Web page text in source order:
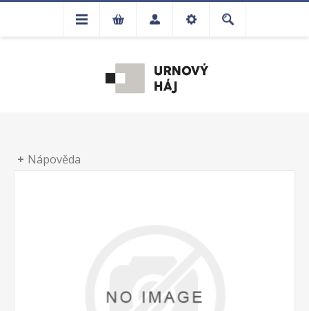
Nápověda